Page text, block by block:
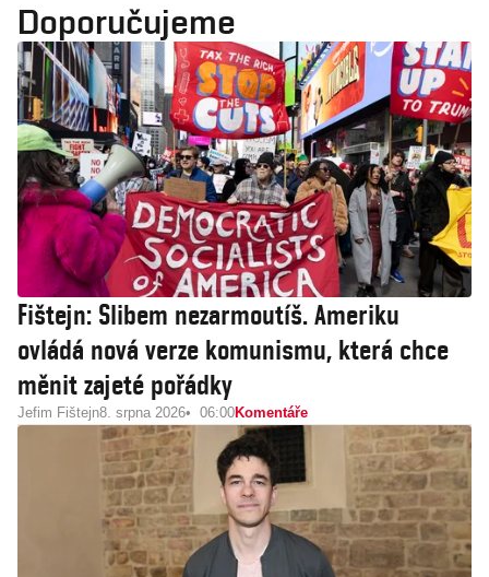
Doporučujeme
Fištejn: Slibem nezarmoutíš. Ameriku
ovládá nová verze komunismu, která chce
měnit zajeté pořádky
Jefim Fištejn8. srpna 2026 06:00Komentáře